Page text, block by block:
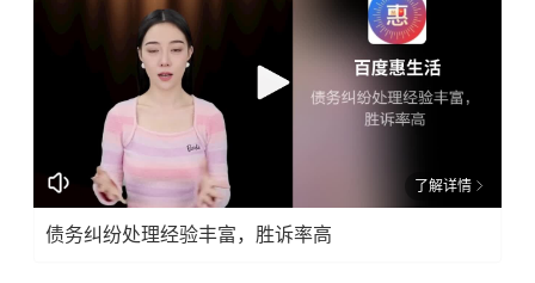
了解详情
债务纠纷处理经验丰富，胜诉率高